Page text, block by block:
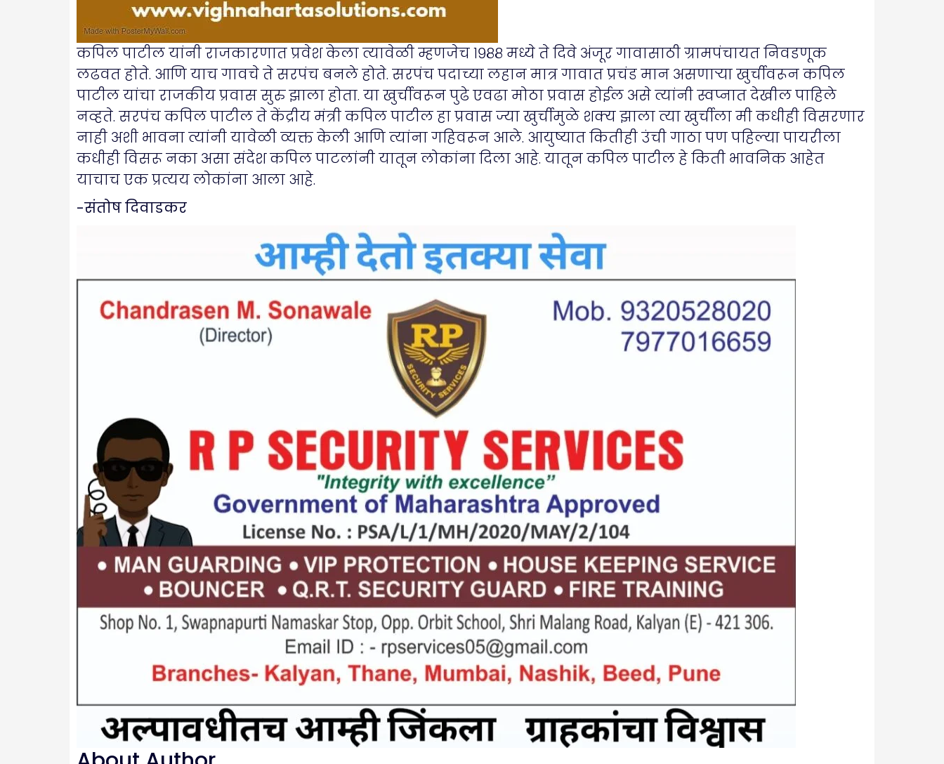
कपिल पाटील यांनी राजकारणात प्रवेश केला त्यावेळी म्हणजेच १९८८ मध्ये ते दिवे अंजूर गावासाठी ग्रामपंचायत निवडणूक
लढवत होते. आणि याच गावचे ते सरपंच बनले होते. सरपंच पदाच्या लहान मात्र गावात प्रचंड मान असणाऱ्या खुर्चीवरून कपिल
पाटील यांचा राजकीय प्रवास सुरु झाला होता. या खुर्चीवरून पुढे एवढा मोठा प्रवास होईल असे त्यांनी स्वप्नात देखील पाहिले
नव्हते. सरपंच कपिल पाटील ते केंद्रीय मंत्री कपिल पाटील हा प्रवास ज्या खुर्चीमुळे शक्य झाला त्या खुर्चीला मी कधीही विसरणार
नाही अशी भावना त्यांनी यावेळी व्यक्त केली आणि त्यांना गहिवरून आले. आयुष्यात कितीही उंची गाठा पण पहिल्या पायरीला
कधीही विसरू नका असा संदेश कपिल पाटलांनी यातून लोकांना दिला आहे. यातून कपिल पाटील हे किती भावनिक आहेत
याचाच एक प्रत्यय लोकांना आला आहे.
-संतोष दिवाडकर